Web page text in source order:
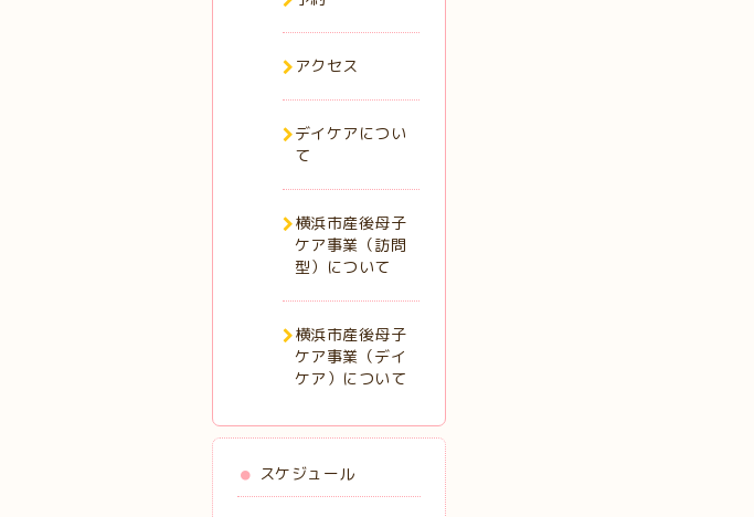
アクセス
デイケアについ
て
横浜市産後母子
ケア事業（訪問
型）について
横浜市産後母子
ケア事業（デイ
ケア）について
スケジュール